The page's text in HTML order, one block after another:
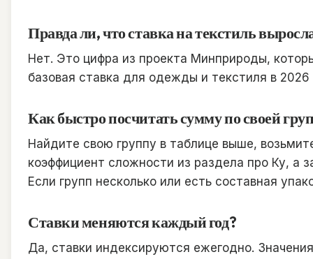
Правда ли, что ставка на текстиль
Нет. Это цифра из проекта Минприроды,
базовая ставка для одежды и текстиля в
Как быстро посчитать сумму по своей
Найдите свою группу в таблице выше,
коэффициент сложности из раздела про Ку,
Если групп несколько или есть составная
Ставки меняются каждый год?
Да, ставки индексируются ежегодно.